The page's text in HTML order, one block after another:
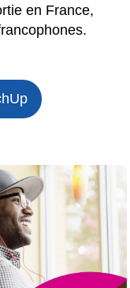
en France,